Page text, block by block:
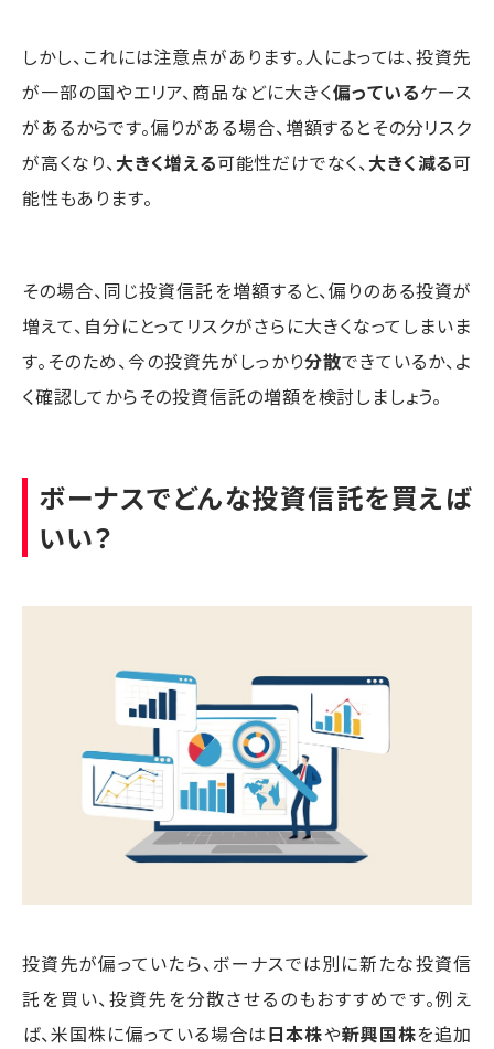
しかし、これには注意点があります。人によっては、投資先
が一部の国やエリア、商品などに大きく偏っているケース
があるからです。偏りがある場合、増額するとその分リスク
が高くなり、大きく増える可能性だけでなく、大きく減る可
能性もあります。
その場合、同じ投資信託を増額すると、偏りのある投資が
増えて、自分にとってリスクがさらに大きくなってしまいま
す。そのため、今の投資先がしっかり分散できているか、よ
く確認してからその投資信託の増額を検討しましょう。
ボーナスでどんな投資信託を買えば
いい？
投資先が偏っていたら、ボーナスでは別に新たな投資信
託を買い、投資先を分散させるのもおすすめです。例え
ば、米国株に偏っている場合は日本株や新興国株を追加